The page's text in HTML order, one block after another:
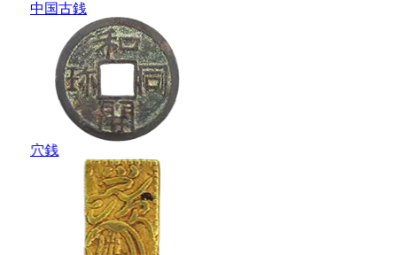
中国古銭
穴銭